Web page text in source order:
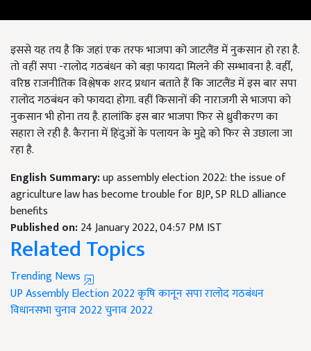
इससे यह तय है कि जहां एक तरफ भाजपा को जाटलैंड में नुकसान हो रहा है.
तो वहीं सपा -रालोद गठबंधन को बड़ा फायदा मिलने की सम्भावना है. वहीँ,
वरिष्ठ राजनीतिक विश्लेषक शरद प्रधान बताते हैं कि जाटलैंड में इस बार सपा
रालोद गठबंधन को फायदा होगा. वहीं किसानों की नाराजगी से भाजपा को
नुकसान भी होना तय है. हालांकि इस बार भाजपा फिर से ध्रुवीकरण का
सहारा ले रही है. कैराना में हिंदुओं के पलायन के मुद्दे को फिर से उछाला जा
रहा है.
English Summary:up assembly election 2022: the issue of
agriculture law has become trouble for BJP, SP RLD alliance
benefits
Published on:24 January 2022, 04:57 PM IST
Related Topics
Trending News
UP Assembly Election 2022कृषि कानूनसपा रालोद गठबंधन
विधानसभा चुनाव 2022चुनाव 2022